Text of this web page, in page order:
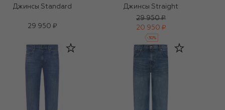
Джинсы Standard
29 950 ₽
Джинсы Straight
29 950 ₽
20 950 ₽
-30%